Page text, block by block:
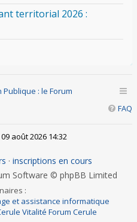
territorial 2026 :
Publique : le Forum
FAQ
août 2026 14:32
· inscriptions en cours
Software © phpBB Limited
:
et assistance informatique
Vitalité Forum Cerule